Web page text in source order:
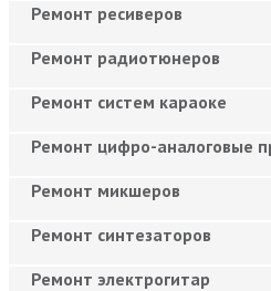
Ремонт ресиверов
Ремонт радиотюнеров
Ремонт систем караоке
Ремонт цифро-аналоговые
Ремонт микшеров
Ремонт синтезаторов
Ремонт электрогитар